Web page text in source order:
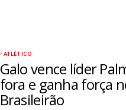
ATLÉTICO
Galo vence líder
fora e ganha força
Brasileirão